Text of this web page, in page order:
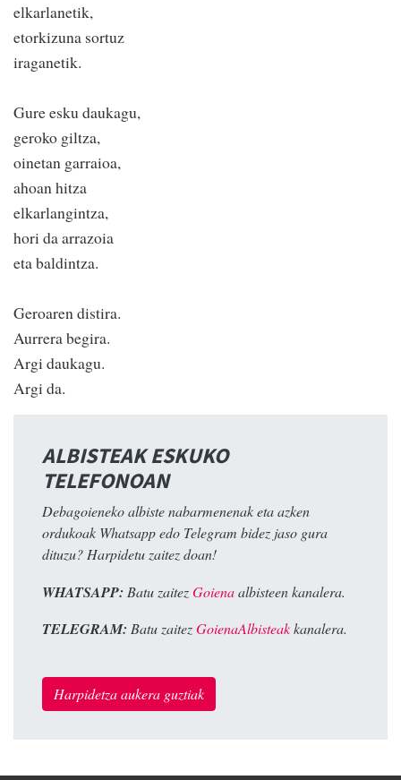
elkarlanetik,
etorkizuna sortuz
iraganetik.
Gure esku daukagu,
geroko giltza,
oinetan garraioa,
ahoan hitza
elkarlangintza,
hori da arrazoia
eta baldintza.
Geroaren distira.
Aurrera begira.
Argi daukagu.
Argi da.
ALBISTEAK ESKUKO
TELEFONOAN
Debagoieneko albiste nabarmenenak eta azken
ordukoak Whatsapp edo Telegram bidez jaso gura
dituzu? Harpidetu zaitez doan!
WHATSAPP: Batu zaitezGoienaalbisteen kanalera.
TELEGRAM: Batu zaitezGoienaAlbisteakkanalera.
Harpidetza aukera guztiak